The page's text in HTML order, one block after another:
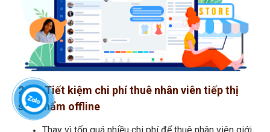
2.3 - Tiết kiệm chi phí thuê nhân viên tiếp thị
sản phẩm offline